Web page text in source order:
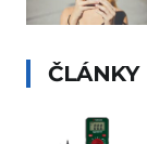
ČLÁNKY